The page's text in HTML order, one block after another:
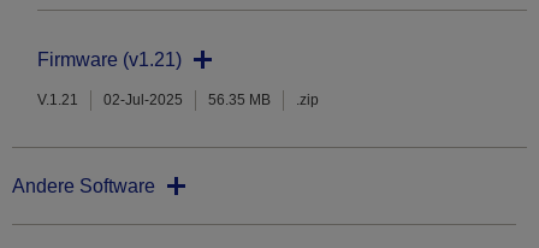
Firmware (v1.21)
V.1.21 02-Jul-2025 56.35 MB .zip
Andere Software